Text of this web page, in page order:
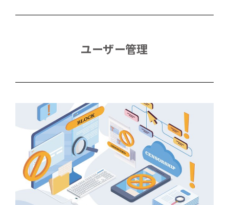
ユーザー管理